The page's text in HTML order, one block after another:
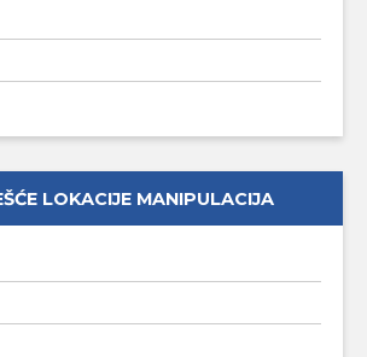
LOKACIJE MANIPULACIJA